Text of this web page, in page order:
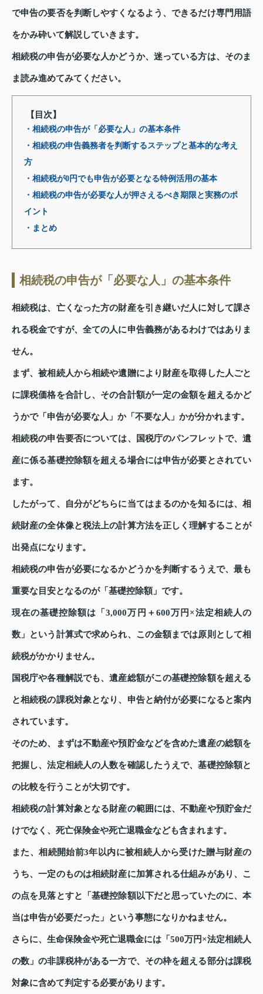
で申告の要否を判断しやすくなるよう、できるだけ専門用語
をかみ砕いて解説していきます。
相続税の申告が必要な人かどうか、迷っている方は、そのま
ま読み進めてみてください。
【目次】
・相続税の申告が「必要な人」の基本条件
・相続税の申告義務者を判断するステップと基本的な考え
方
・相続税が0円でも申告が必要となる特例活用の基本
・相続税の申告が必要な人が押さえるべき期限と実務のポ
イント
・まとめ
相続税の申告が「必要な人」の基本条件
相続税は、亡くなった方の財産を引き継いだ人に対して課さ
れる税金ですが、全ての人に申告義務があるわけではありま
せん。
まず、被相続人から相続や遺贈により財産を取得した人ごと
に課税価格を合計し、その合計額が一定の金額を超えるかど
うかで「申告が必要な人」か「不要な人」かが分かれます。
相続税の申告要否については、国税庁のパンフレットで、遺
産に係る基礎控除額を超える場合には申告が必要とされてい
ます。
したがって、自分がどちらに当てはまるのかを知るには、相
続財産の全体像と税法上の計算方法を正しく理解することが
出発点になります。
相続税の申告が必要になるかどうかを判断するうえで、最も
重要な目安となるのが「基礎控除額」です。
現在の基礎控除額は「3,000万円＋600万円×法定相続人の
数」という計算式で求められ、この金額までは原則として相
続税がかかりません。
国税庁や各種解説でも、遺産総額がこの基礎控除額を超える
と相続税の課税対象となり、申告と納付が必要になると案内
されています。
そのため、まずは不動産や預貯金などを含めた遺産の総額を
把握し、法定相続人の人数を確認したうえで、基礎控除額と
の比較を行うことが大切です。
相続税の計算対象となる財産の範囲には、不動産や預貯金だ
けでなく、死亡保険金や死亡退職金なども含まれます。
また、相続開始前3年以内に被相続人から受けた贈与財産の
うち、一定のものは相続財産に加算される仕組みがあり、こ
の点を見落とすと「基礎控除額以下だと思っていたのに、本
当は申告が必要だった」という事態になりかねません。
さらに、生命保険金や死亡退職金には「500万円×法定相続人
の数」の非課税枠がある一方で、その枠を超える部分は課税
対象に含めて判定する必要があります。